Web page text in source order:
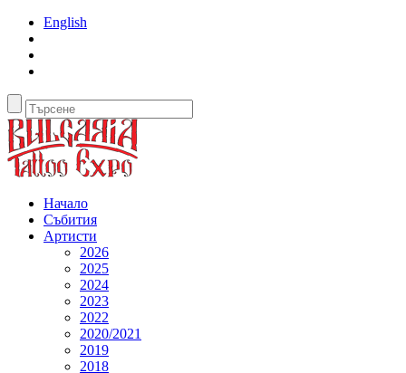
English
Начало
Събития
Артисти
2026
2025
2024
2023
2022
2020/2021
2019
2018